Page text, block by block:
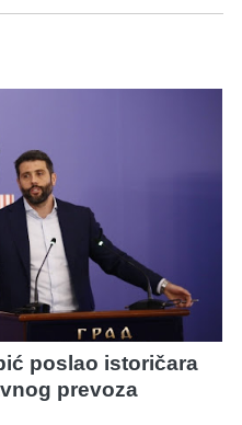
poslao istoričara
prevoza